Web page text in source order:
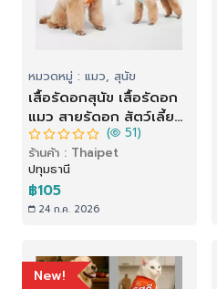
หมวดหมู่ : แมว, สุนัข
เสื้อรัดอกสุนัข เสื้อรัดอก
แมว สายรัดอก สัตว์เลี้ยง
พร้อมสายจูง สะท้อนแสง
สวมใส่ง่าย มีหลายสี
พร้อมส่ง
( 51)
ร้านค้า : Thaipet
ปทุมธานี
฿105
24 ก.ค. 2026
New!